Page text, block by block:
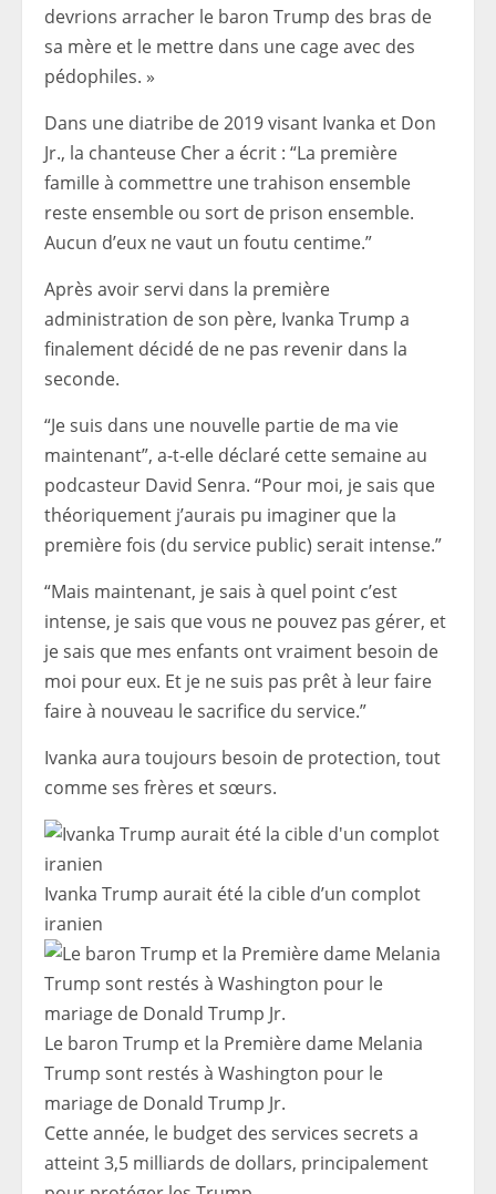
devrions arracher le baron Trump des bras de
sa mère et le mettre dans une cage avec des
pédophiles. »
Dans une diatribe de 2019 visant Ivanka et Don
Jr., la chanteuse Cher a écrit : “La première
famille à commettre une trahison ensemble
reste ensemble ou sort de prison ensemble.
Aucun d’eux ne vaut un foutu centime.”
Après avoir servi dans la première
administration de son père, Ivanka Trump a
finalement décidé de ne pas revenir dans la
seconde.
“Je suis dans une nouvelle partie de ma vie
maintenant”, a-t-elle déclaré cette semaine au
podcasteur David Senra. “Pour moi, je sais que
théoriquement j’aurais pu imaginer que la
première fois (du service public) serait intense.”
“Mais maintenant, je sais à quel point c’est
intense, je sais que vous ne pouvez pas gérer, et
je sais que mes enfants ont vraiment besoin de
moi pour eux. Et je ne suis pas prêt à leur faire
faire à nouveau le sacrifice du service.”
Ivanka aura toujours besoin de protection, tout
comme ses frères et sœurs.
Ivanka Trump aurait été la cible d’un complot
iranien
Le baron Trump et la Première dame Melania
Trump sont restés à Washington pour le
mariage de Donald Trump Jr.
Cette année, le budget des services secrets a
atteint 3,5 milliards de dollars, principalement